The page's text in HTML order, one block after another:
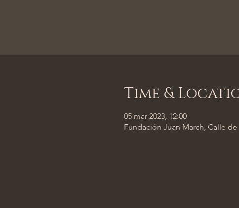
Time &
05 mar 2023, 12:00
Fundación Juan March, Calle